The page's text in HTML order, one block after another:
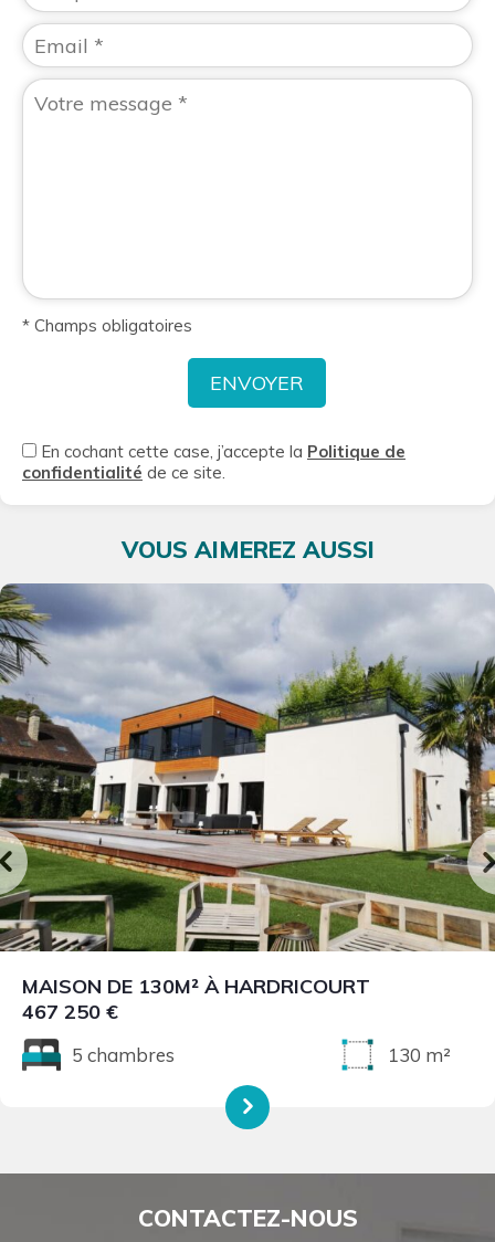
* Champs obligatoires
En cochant cette case, j’accepte la Politique de
confidentialité de ce site.
VOUS AIMEREZ AUSSI
MAISON DE 130M² À HARDRICOURT
467 250 €
5 chambres 130 m²
CONTACTEZ-NOUS